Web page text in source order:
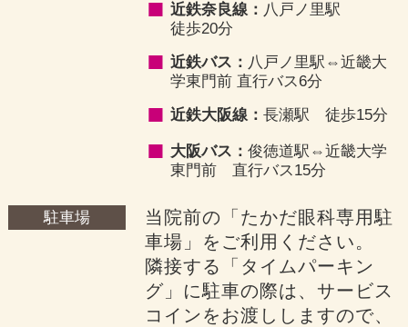
近鉄奈良線： 八戸ノ里駅
徒歩20分
近鉄バス： 八戸ノ里駅⇔近畿大
学東門前 直行バス6分
近鉄大阪線：長瀬駅 徒歩15分
大阪バス：俊徳道駅⇔近畿大学
東門前 直行バス15分
駐車場
当院前の「たかだ眼科専用駐
車場」をご利用ください。
隣接する「タイムパーキン
グ」に駐車の際は、サービス
コインをお渡ししますので、